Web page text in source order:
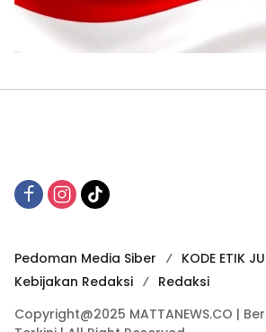
Pedoman Media Siber
KODE ETIK
Kebijakan Redaksi
Redaksi
Copyright@2025 MATTANEWS.CO |